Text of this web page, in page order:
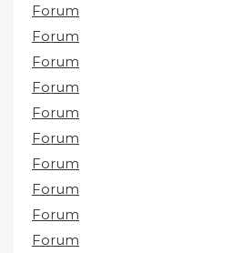
Forum
Forum
Forum
Forum
Forum
Forum
Forum
Forum
Forum
Forum